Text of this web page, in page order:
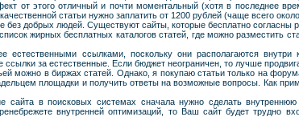
от этого отличный и почти моментальный (хотя в последнее
статьи нужно заплатить от 1200 рублей (чаще всего
без добрых людей. Существуют сайты, которые бесплатно согласны
жирных бесплатных каталогов статей, где можно разместить
естественными ссылками, поскольку они располагаются
за естественные. Если бюджет неограничен, то лучше
можно в биржах статей. Однако, я покупаю статьи только на
площадки и получить ответы на возможные вопросы. Как
сайта в поисковых системах сначала нужно сделать
внутренней оптимизаций, то Ваш сайт будет трудно